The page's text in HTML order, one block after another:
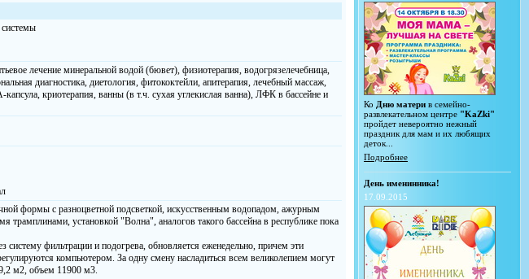
системы
лечение минеральной водой (бювет), физиотерапия, водогрязелечебница,
диагностика, диетология, фитококтейли, апитерапия, лечебный массаж,
капсула, криотерапия, ванны (в т.ч. сухая углекислая ванна), ЛФК в бассейне и
формы с разноцветной подсветкой, искусственным водопадом, ажурным
трамплинами, установкой "Волна", аналогов такого бассейна в республике пока
систему фильтрации и подогрева, обновляется еженедельно, причем эти
компьютером. За одну смену насладиться всем великолепием могут
м2, объем 11900 м3.
Ко Дню матери в семейно-
развлекательном центре "KaZki"
пройдет невероятно нежный
праздник для мам и их любящих
деток...
Подробнее
День именинника!
17.09.2015